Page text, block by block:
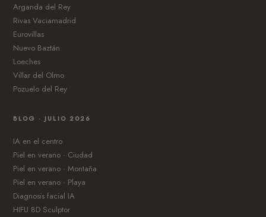
Arganda del Rey
Rivas Vaciamadrid
Eurovillas
Nuevo Baztán
Loeches
Villar del Olmo
Pozuelo del Rey
BLOG · JULIO 2026
IA en el centro
Piel en verano · Ciudad
Piel en verano · Montaña
Piel en verano · Playa
Diagnosis facial IA
HIFU 8D Sculptor